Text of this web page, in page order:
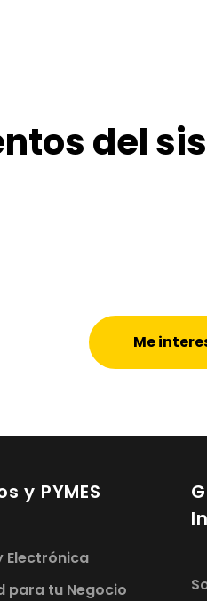
del
Me
y PYMES
Electrónica
para tu Negocio